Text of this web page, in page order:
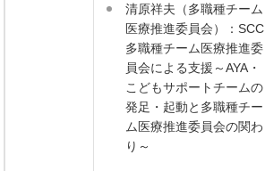
清原祥夫（多職種チーム
医療推進委員会）：SCC
多職種チーム医療推進委
員会による支援～AYA・
こどもサポートチームの
発足・起動と多職種チー
ム医療推進委員会の関わ
り～